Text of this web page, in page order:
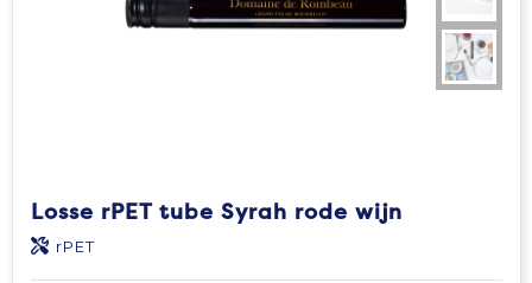
Losse rPET tube Syrah rode wijn
rPET